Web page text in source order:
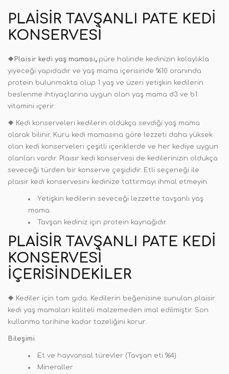
PLAISIR TAVŞANLI PATE KEDI
KONSERVESI
❖ Plaisir kedi yaş maması, püre halinde kedinizin kolaylıkla
yiyeceği yapıdadır ve yaş mama içerisinde %10 oranında
protein bulunmakta olup 1 yaş ve üzeri yetişkin kedilerin
beslenme ihtiyaçlarına uygun olan yaş mama d3 ve b1
vitamini içerir.
❖ Kedi konserveleri kedilerin oldukça sevdiği yaş mama
olarak bilinir. Kuru kedi mamasına göre lezzeti daha yüksek
olan kedi konserveleri çeşitli içeriklerde ve her kediye uygun
olanları vardır. Plaısır kedi konservesi de kedilerinizin oldukça
seveceği türden bir konserve çeşididir. Etli seçeneği ile
plaisir kedi konservesini kedinize tattırmayı ihmal etmeyin.
Yetişkin kedilerin seveceği lezzette tavşanlı yaş
mama.
Tavşan kediniz için protein kaynağıdır.
PLAISIR TAVŞANLI PATE KEDI
KONSERVESI
İÇERISINDEKILER
❖ Kediler için tam gıda. Kedilerin beğenisine sunulan plaisir
kedi yaş mamaları kaliteli malzemeden imal edilmiştir. Son
kullanma tarihine kadar tazeliğini korur.
Bileşimi
Et ve hayvansal türevler (Tavşan eti %4)
Mineraller